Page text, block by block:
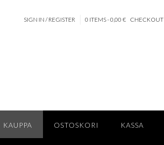
SIGN IN / REGISTER 0 ITEMS - 0,00 € CHECKOUT
KAUPPA OSTOSKORI KASSA